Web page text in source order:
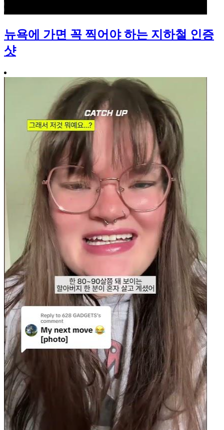
뉴욕에 가면 꼭 찍어야 하는 지하철 인증
샷